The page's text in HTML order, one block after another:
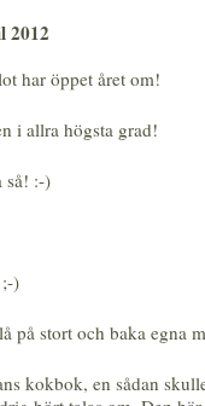
2012
har öppet året om!
i allra högsta grad!
så! :-)
)
på stort och baka egna
kokbok, en sådan